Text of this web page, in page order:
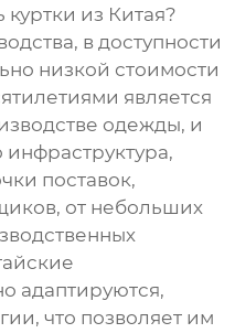
куртки из Китая?
в доступности
низкой стоимости
является
одежды, и
поставок,
от небольших
адаптируются,
что позволяет им